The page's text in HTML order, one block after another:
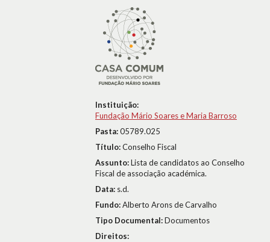
Instituição:
Fundação Mário Soares e Maria Barroso
Pasta:05789.025
Título:Conselho Fiscal
Assunto:Lista de candidatos ao Conselho
Fiscal de associação académica.
Data: s.d.
Fundo:Alberto Arons de Carvalho
Tipo Documental:Documentos
Direitos: